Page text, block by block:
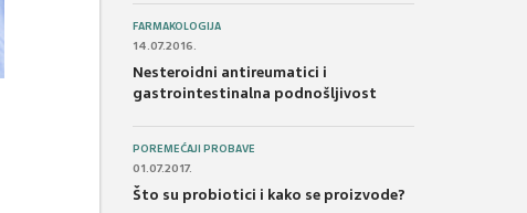
FARMAKOLOGIJA
14.07.2016.
Nesteroidni antireumatici i
gastrointestinalna podnošljivost
POREMEĆAJI PROBAVE
01.07.2017.
Što su probiotici i kako se proizvode?